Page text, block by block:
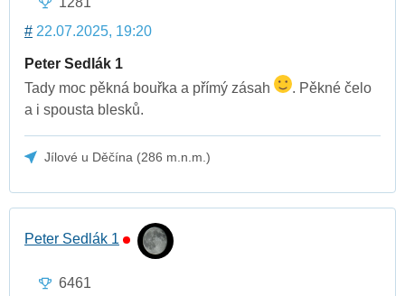
# 22.07.2025, 19:20
Peter Sedlák 1
Tady moc pěkná bouřka a přímý zásah
. Pěkné čelo
a i spousta blesků.
Jílové u Děčína (286 m.n.m.)
Peter Sedlák 1
6461